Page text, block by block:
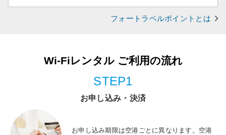
フォートラベルポイントとは
Wi-Fiレンタル ご利用の流れ
STEP1
お申し込み・決済
お申し込み期限は空港ごとに異なります。空港